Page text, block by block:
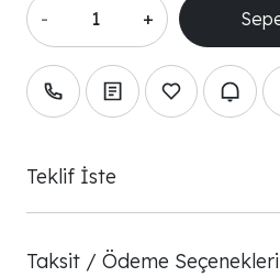
- +
Teklif İste
Taksit / Ödeme Seçenekleri